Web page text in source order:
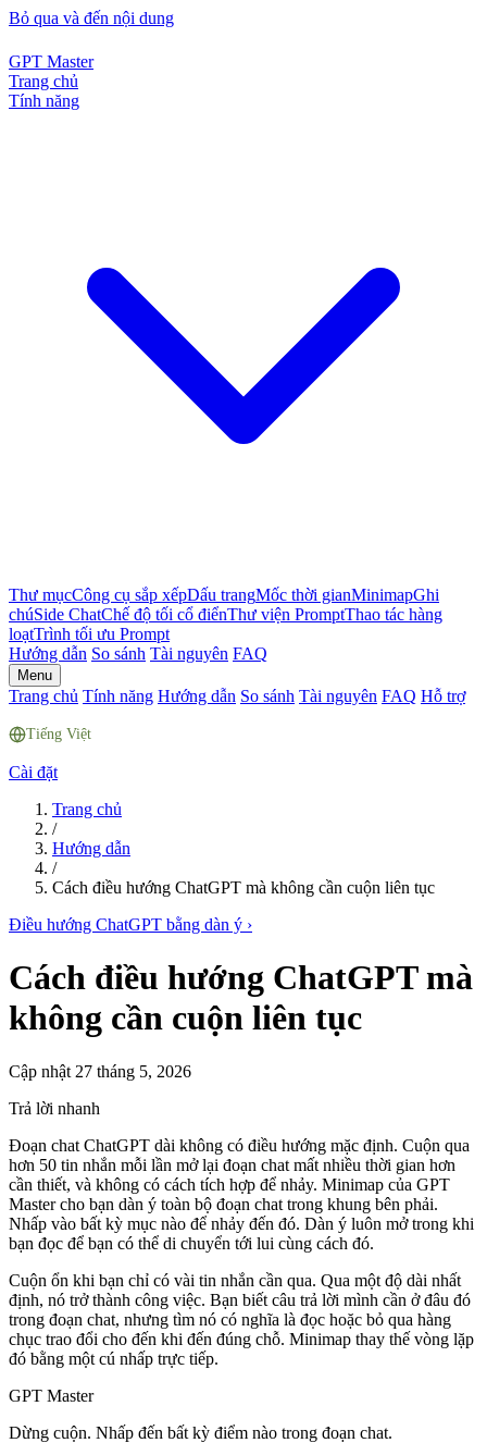
Bỏ qua và đến nội dung
GPT Master
Trang chủ
Tính năng
Thư mụcCông cụ sắp xếpDấu trangMốc thời gianMinimapGhi
chúSide ChatChế độ tối cổ điểnThư viện PromptThao tác hàng
loạtTrình tối ưu Prompt
Hướng dẫn So sánh Tài nguyên FAQ
Menu
Trang chủ Tính năng Hướng dẫn So sánh Tài nguyên FAQ Hỗ trợ
Tiếng Việt
Cài đặt
Trang chủ
/
Hướng dẫn
/
Cách điều hướng ChatGPT mà không cần cuộn liên tục
Điều hướng ChatGPT bằng dàn ý ›
Cách điều hướng ChatGPT mà
không cần cuộn liên tục
Cập nhật 27 tháng 5, 2026
Trả lời nhanh
Đoạn chat ChatGPT dài không có điều hướng mặc định. Cuộn qua
hơn 50 tin nhắn mỗi lần mở lại đoạn chat mất nhiều thời gian hơn
cần thiết, và không có cách tích hợp để nhảy. Minimap của GPT
Master cho bạn dàn ý toàn bộ đoạn chat trong khung bên phải.
Nhấp vào bất kỳ mục nào để nhảy đến đó. Dàn ý luôn mở trong khi
bạn đọc để bạn có thể di chuyển tới lui cùng cách đó.
Cuộn ổn khi bạn chỉ có vài tin nhắn cần qua. Qua một độ dài nhất
định, nó trở thành công việc. Bạn biết câu trả lời mình cần ở đâu đó
trong đoạn chat, nhưng tìm nó có nghĩa là đọc hoặc bỏ qua hàng
chục trao đổi cho đến khi đến đúng chỗ. Minimap thay thế vòng lặp
đó bằng một cú nhấp trực tiếp.
GPT Master
Dừng cuộn. Nhấp đến bất kỳ điểm nào trong đoạn chat.